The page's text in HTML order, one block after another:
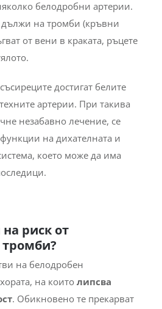
белодробни артерии.
на тромби (кръвни
от вени в краката, ръцете
достигат белите
артерии. При такива
незабавно лечение, се
на дихателната и
което може да има
риск от
тромби?
на белодробен
на които липсва
. Обикновено те прекарват